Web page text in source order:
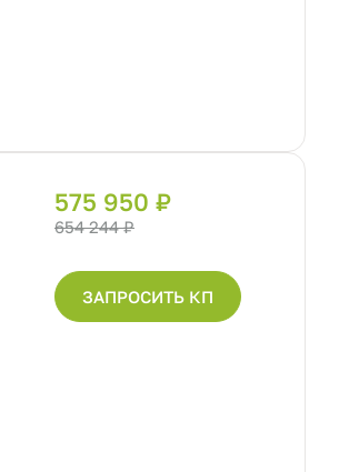
575 950 ₽
654 244 ₽
ЗАПРОСИТЬ КП